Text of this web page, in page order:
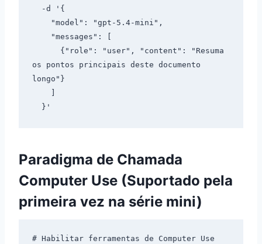
os pontos principais deste documento
longo"}
Paradigma de Chamada
Computer Use (Suportado pela
primeira vez na série mini)
# Habilitar ferramentas de Computer Use